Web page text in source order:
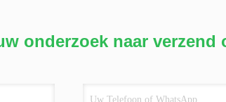
onderzoek naar verzend